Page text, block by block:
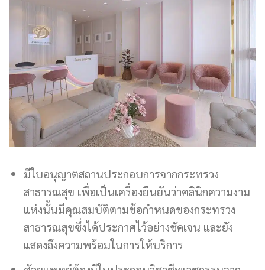
มีใบอนุญาตสถานประกอบการจากกระทรวง
สาธารณสุข เพื่อเป็นเครื่องยืนยันว่าคลินิกความงาม
แห่งนั้นมีคุณสมบัติตามข้อกำหนดของกระทรวง
สาธารณสุขซึ่งได้ประกาศไว้อย่างชัดเจน และยัง
แสดงถึงความพร้อมในการให้บริการ